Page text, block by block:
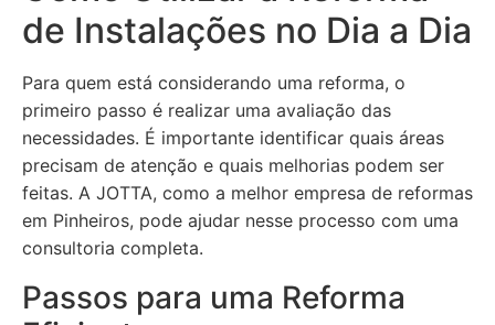
de Instalações no Dia a Dia
Para quem está considerando uma reforma, o
primeiro passo é realizar uma avaliação das
necessidades. É importante identificar quais áreas
precisam de atenção e quais melhorias podem ser
feitas. A JOTTA, como a melhor empresa de reformas
em Pinheiros, pode ajudar nesse processo com uma
consultoria completa.
Passos para uma Reforma